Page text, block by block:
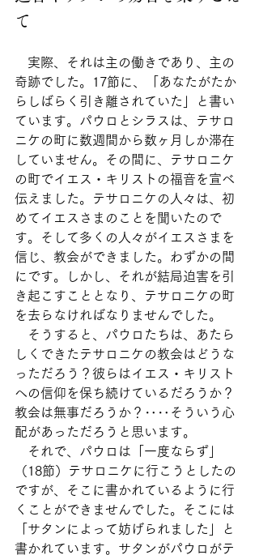
て
実際、それは主の働きであり、主の
奇跡でした。17節に、「あなたがたか
らしばらく引き離されていた」と書い
ています。パウロとシラスは、テサロ
ニケの町に数週間から数ヶ月しか滞在
していません。その間に、テサロニケ
の町でイエス・キリストの福音を宣べ
伝えました。テサロニケの人々は、初
めてイエスさまのことを聞いたので
す。そして多くの人々がイエスさまを
信じ、教会ができました。わずかの間
にです。しかし、それが結局迫害を引
き起こすこととなり、テサロニケの町
を去らなければなりませんでした。
そうすると、パウロたちは、あたら
しくできたテサロニケの教会はどうな
っただろう？彼らはイエス・キリスト
への信仰を保ち続けているだろうか？
教会は無事だろうか？‥‥そういう心
配があっただろうと思います。
それで、パウロは「一度ならず」
（18節）テサロニケに行こうとしたの
ですが、そこに書かれているように行
くことができませんでした。そこには
「サタンによって妨げられました」と
書かれています。サタンがパウロがテ